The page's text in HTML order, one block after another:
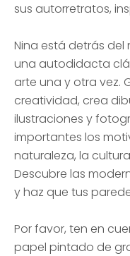
sus autorretratos,
Nina está detrás del
una autodidacta
arte una y otra vez.
creatividad, crea
ilustraciones y
importantes los
naturaleza, la
Descubre las
y haz que tus
Por favor, ten en
papel pintado de